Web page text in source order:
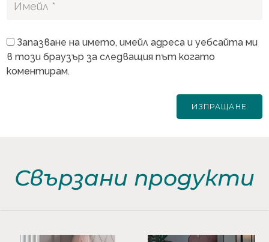
Запазване на името, имейл адреса и уебсайта ми
в този браузър за следващия път когато
коментирам.
Свързани продукти